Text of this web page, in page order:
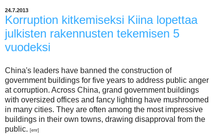
24.7.2013
Korruption kitkemiseksi Kiina lopettaa
julkisten rakennusten tekemisen 5
vuodeksi
China's leaders have banned the construction of
government buildings for five years to address public anger
at corruption. Across China, grand government buildings
with oversized offices and fancy lighting have mushroomed
in many cities. They are often among the most impressive
buildings in their own towns, drawing disapproval from the
public. [enr]